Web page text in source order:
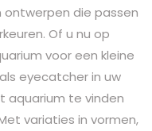
die passen
Of u nu op
voor een kleine
eyecatcher in uw
aquarium te vinden
variaties in vormen,